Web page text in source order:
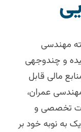
مهندسی
و چندوجهی
مالی قابل
عمران،
تخصصی و
به نوبه خود بر